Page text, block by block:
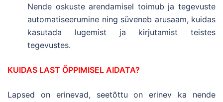
Nende oskuste arendamisel toimub ja tegevuste
automatiseerumine ning süveneb arusaam, kuidas
kasutada lugemist ja kirjutamist teistes
tegevustes.
KUIDAS LAST ÕPPIMISEL AIDATA?
Lapsed on erinevad, seetõttu on erinev ka nende